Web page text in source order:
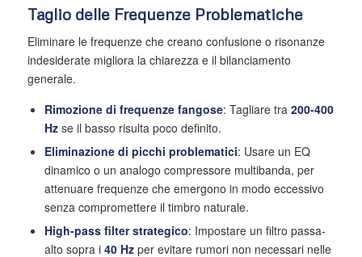
Taglio delle Frequenze Problematiche
Eliminare le frequenze che creano confusione o risonanze
indesiderate migliora la chiarezza e il bilanciamento
generale.
Rimozione di frequenze fangose: Tagliare tra 200-400
Hzse il basso risulta poco definito.
Eliminazione di picchi problematici: Usare un EQ
dinamico o un analogo compressore multibanda, per
attenuare frequenze che emergono in modo eccessivo
senza compromettere il timbro naturale.
High-pass filter strategico: Impostare un filtro passa-
alto sopra i 40 Hzper evitare rumori non necessari nelle